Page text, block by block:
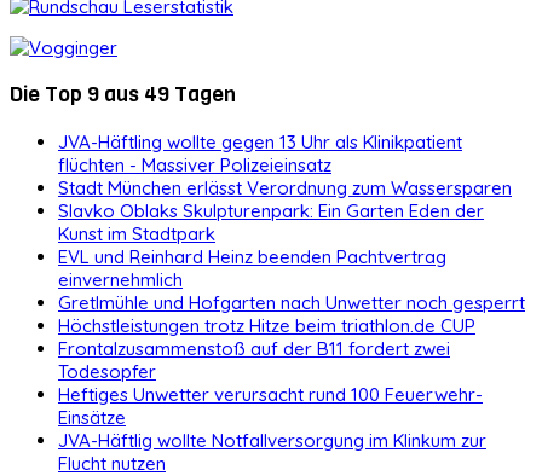
Die Top 9 aus 49 Tagen
JVA-Häftling wollte gegen 13 Uhr als Klinikpatient
flüchten - Massiver Polizeieinsatz
Stadt München erlässt Verordnung zum Wassersparen
Slavko Oblaks Skulpturenpark: Ein Garten Eden der
Kunst im Stadtpark
EVL und Reinhard Heinz beenden Pachtvertrag
einvernehmlich
Gretlmühle und Hofgarten nach Unwetter noch gesperrt
Höchstleistungen trotz Hitze beim triathlon.de CUP
Frontalzusammenstoß auf der B11 fordert zwei
Todesopfer
Heftiges Unwetter verursacht rund 100 Feuerwehr-
Einsätze
JVA-Häftlig wollte Notfallversorgung im Klinkum zur
Flucht nutzen